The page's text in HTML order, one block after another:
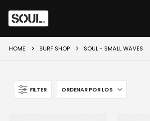
HOME SURF SHOP SOUL - SMALL WAVES
FILTER